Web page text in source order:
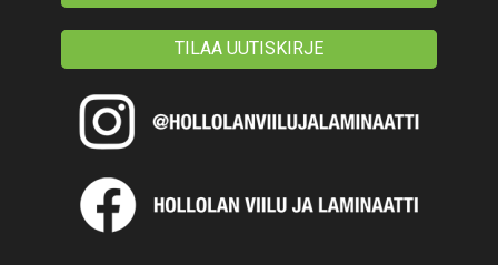
TILAA UUTISKIRJE